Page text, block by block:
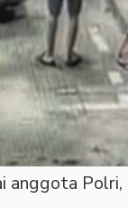
anggota